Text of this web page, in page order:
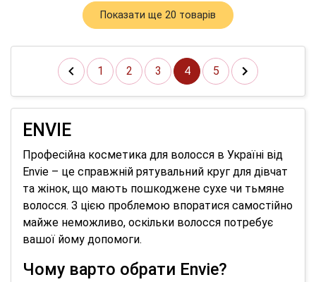
Показати ще 20 товарів
1 2 3 4 5
ENVIE
Професійна косметика для волосся в Україні від
Envie – це справжній рятувальний круг для дівчат
та жінок, що мають пошкоджене сухе чи тьмяне
волосся. З цією проблемою впоратися самостійно
майже неможливо, оскільки волосся потребує
вашої йому допомоги.
Чому варто обрати Envie?